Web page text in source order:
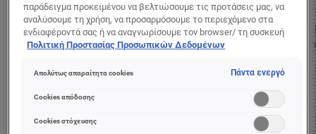
παράδειγμα προκειμένου να βελτιώσουμε τις προτάσεις μας, να
αναλύσουμε τη χρήση, να προσαρμόσουμε το περιεχόμενο στα
ενδιαφέροντά σας ή να αναγνωρίσουμε τον browser/ τη συσκευή
σας για τη δημιουργία προφίλ με τα ενδιαφέροντά σας και να σας
διαδικτυακές προτάσεις. Μπορείτε να αποδεχθείτε cookies τα
(«Απόρριψη όλων») ή να ρυθμίσετε και να αποθηκεύσετε τις
επιλογές σας («Αποθήκευση επιλογών»). Μπορείτε επίσης, ανά
πάσα στιγμή, να ελέγξετε και να ρυθμίσετε εκ νέου τις επιλογές
Πολιτική Προστασίας Προσωπικών Δεδομένων
Απολύτως απαραίτητα cookies Πάντα ενεργό
Cookies απόδοσης
Cookies στόχευσης